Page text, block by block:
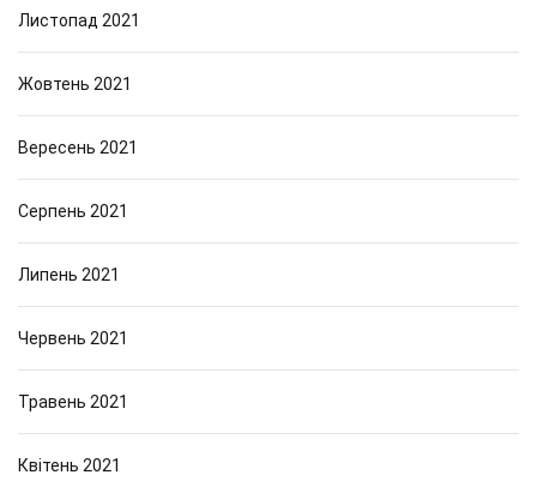
Листопад 2021
Жовтень 2021
Вересень 2021
Серпень 2021
Липень 2021
Червень 2021
Травень 2021
Квітень 2021